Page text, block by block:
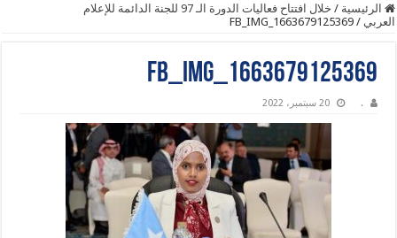
الرئيسية /
خلال افتتاح فعاليات الدورة الـ 97 للجنة الدائمة للإعلام
العربي /
FB_IMG_1663679125369
FB_IMG_1663679125369
. 20 سبتمبر، 2022